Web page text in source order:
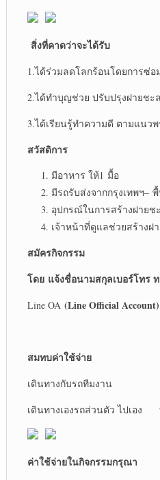
สิ่งที่คาดว่าจะได้รับ
1.ได้ร่วมลดโลกร้อนโดยการซ่
2.ได้ทำบุญช่วย ปรับปรุงฝายชะ
3.ได้เรียนรู้ทำความดี ตามแนว
สวัสดิการ
มีอาหาร ให้1 มื้อ
มีรถรับส่งจากกรุงเทพฯ–
อุปกรณ์ในการสร้างฝายช
เจ้าหน้าที่ดูแลช่วยสร้างฝ
สมัครกิจกรรม
โดยแจ้งชื่อนามสกุลเบอร์โทร
Line OA(Line Official Account)
สมทบค่าใช้จ่าย
เดินทางกับรถทีมงาน
เดินทางเองรถส่วนตัว ไปเอ
ค่าใช้จ่ายในกิจกรรมกรุณา